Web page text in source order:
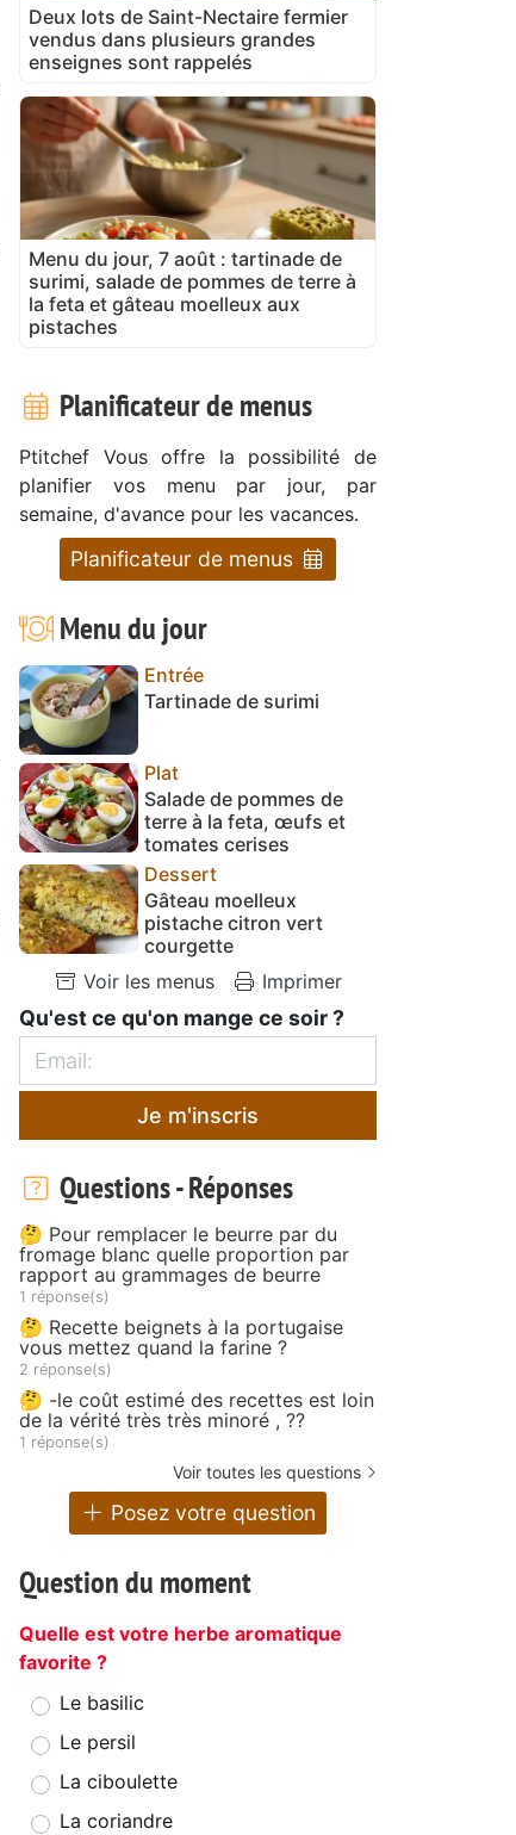
Deux lots de Saint-Nectaire fermier
vendus dans plusieurs grandes
enseignes sont rappelés
Menu du jour, 7 août : tartinade de
surimi, salade de pommes de terre à
la feta et gâteau moelleux aux
pistaches
Planificateur de menus
Ptitchef Vous offre la possibilité de
planifier vos menu par jour, par
semaine, d'avance pour les vacances.
Planificateur de menus
Menu du jour
Entrée
Tartinade de surimi
Plat
Salade de pommes de
terre à la feta, œufs et
tomates cerises
Dessert
Gâteau moelleux
pistache citron vert
courgette
Voir les menus
Imprimer
Qu'est ce qu'on mange ce soir ?
Je m'inscris
Questions - Réponses
🤔 Pour remplacer le beurre par du
fromage blanc quelle proportion par
rapport au grammages de beurre
1 réponse(s)
🤔 Recette beignets à la portugaise
vous mettez quand la farine ?
2 réponse(s)
🤔 -le coût estimé des recettes est loin
de la vérité très très minoré , ??
1 réponse(s)
Voir toutes les questions
Posez votre question
Question du moment
Quelle est votre herbe aromatique
favorite ?
Le basilic
Le persil
La ciboulette
La coriandre